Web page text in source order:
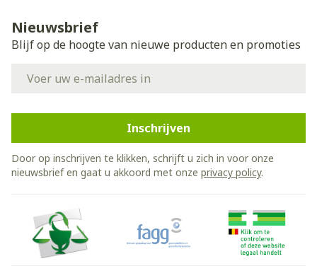
Nieuwsbrief
Blijf op de hoogte van nieuwe producten en promoties
Inschrijven
Door op inschrijven te klikken, schrijft u zich in voor onze
nieuwsbrief en gaat u akkoord met onze privacy policy.